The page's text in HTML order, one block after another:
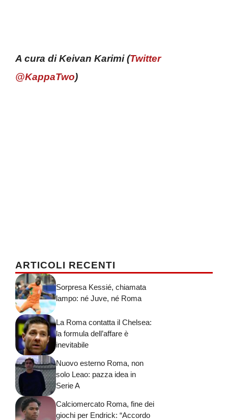
A cura di Keivan Karimi (Twitter
@KappaTwo)
ARTICOLI RECENTI
Sorpresa Kessié, chiamata
lampo: né Juve, né Roma
La Roma contatta il Chelsea:
la formula dell’affare è
inevitabile
Nuovo esterno Roma, non
solo Leao: pazza idea in
Serie A
Calciomercato Roma, fine dei
giochi per Endrick: “Accordo